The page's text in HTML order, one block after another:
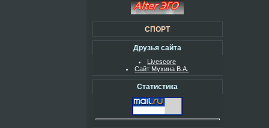
СПОРТ
Друзья сайта
Livescore
Сайт Мухина В.А.
Статистика